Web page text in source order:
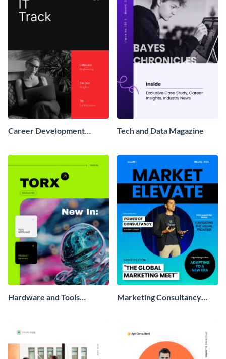
Career Development
Tech and Data Magazine
Hardware and Tools
Marketing Consultancy